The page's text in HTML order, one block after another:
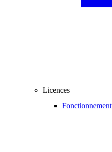
Licences
Fonctionnement